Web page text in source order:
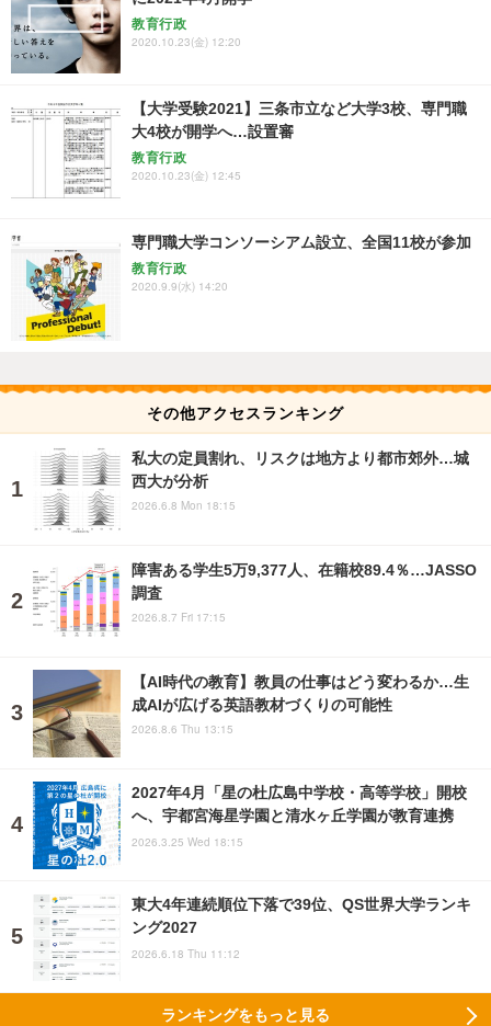
教育行政
2020.10.23(金) 12:20
【大学受験2021】三条市立など大学3校、専門職
大4校が開学へ…設置審
教育行政
2020.10.23(金) 12:45
専門職大学コンソーシアム設立、全国11校が参加
教育行政
2020.9.9(水) 14:20
その他アクセスランキング
私大の定員割れ、リスクは地方より都市郊外…城
西大が分析
2026.6.8 Mon 18:15
障害ある学生5万9,377人、在籍校89.4％…JASSO
調査
2026.8.7 Fri 17:15
【AI時代の教育】教員の仕事はどう変わるか…生
成AIが広げる英語教材づくりの可能性
2026.8.6 Thu 13:15
2027年4月「星の杜広島中学校・高等学校」開校
へ、宇都宮海星学園と清水ヶ丘学園が教育連携
2026.3.25 Wed 18:15
東大4年連続順位下落で39位、QS世界大学ランキ
ング2027
2026.6.18 Thu 11:12
ランキングをもっと見る